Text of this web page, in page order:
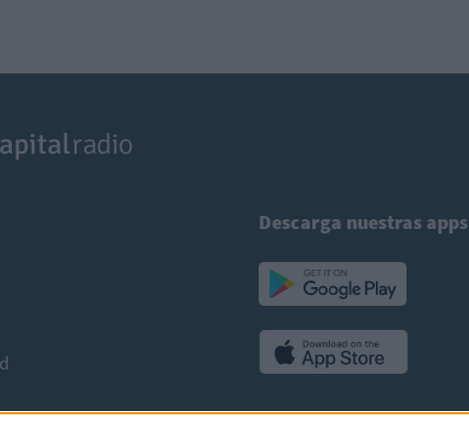
Descarga nuestras apps